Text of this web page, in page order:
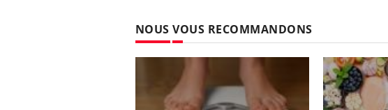
NOUS VOUS RECOMMANDONS